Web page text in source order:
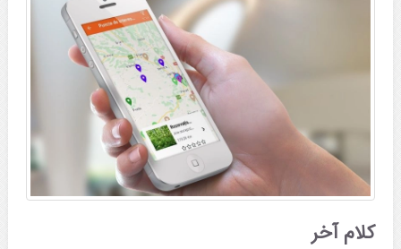
کلام آخر